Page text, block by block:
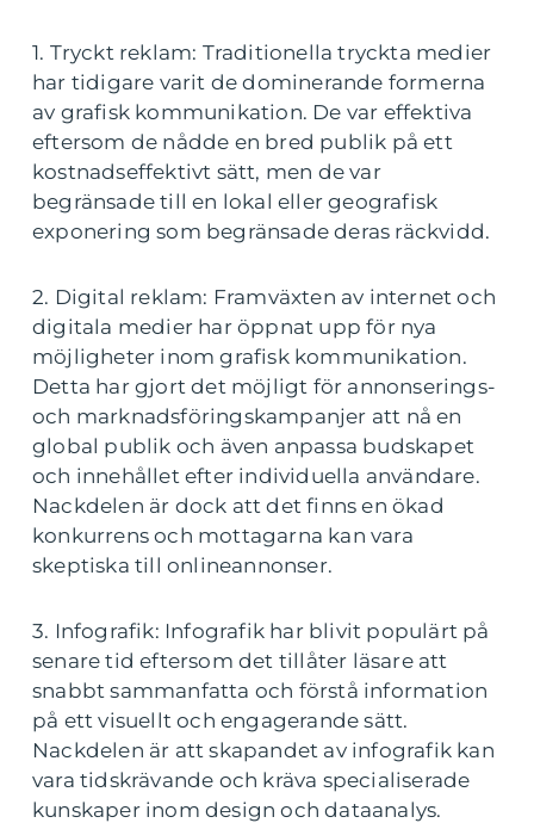
1. Tryckt reklam: Traditionella tryckta medier
har tidigare varit de dominerande formerna
av grafisk kommunikation. De var effektiva
eftersom de nådde en bred publik på ett
kostnadseffektivt sätt, men de var
begränsade till en lokal eller geografisk
exponering som begränsade deras räckvidd.
2. Digital reklam: Framväxten av internet och
digitala medier har öppnat upp för nya
möjligheter inom grafisk kommunikation.
Detta har gjort det möjligt för annonserings-
och marknadsföringskampanjer att nå en
global publik och även anpassa budskapet
och innehållet efter individuella användare.
Nackdelen är dock att det finns en ökad
konkurrens och mottagarna kan vara
skeptiska till onlineannonser.
3. Infografik: Infografik har blivit populärt på
senare tid eftersom det tillåter läsare att
snabbt sammanfatta och förstå information
på ett visuellt och engagerande sätt.
Nackdelen är att skapandet av infografik kan
vara tidskrävande och kräva specialiserade
kunskaper inom design och dataanalys.